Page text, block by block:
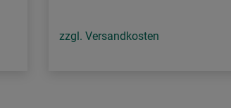
zzgl. Versandkosten